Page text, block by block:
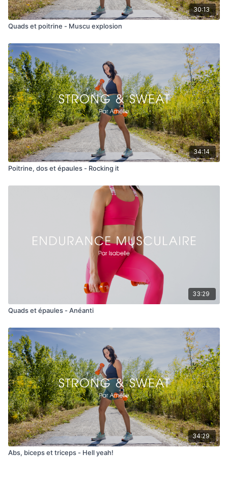
30:13
Quads et poitrine - Muscu explosion
34:14
Poitrine, dos et épaules - Rocking it
33:29
Quads et épaules - Anéanti
34:29
Abs, biceps et triceps - Hell yeah!